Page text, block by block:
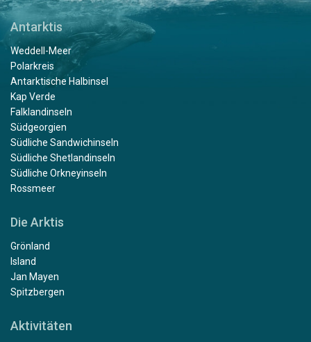
Antarktis
Weddell-Meer
Polarkreis
Antarktische Halbinsel
Kap Verde
Falklandinseln
Südgeorgien
Südliche Sandwichinseln
Südliche Shetlandinseln
Südliche Orkneyinseln
Rossmeer
Die Arktis
Grönland
Island
Jan Mayen
Spitzbergen
Aktivitäten